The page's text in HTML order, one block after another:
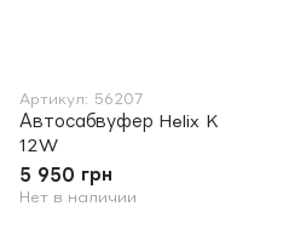
Артикул: 56207
Автосабвуфер Helix K
12W
5 950 грн
Нет в наличии